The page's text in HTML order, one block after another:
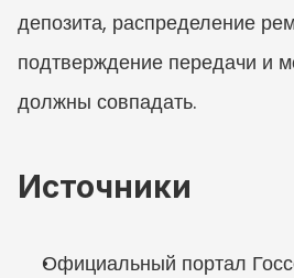
депозита, распределение
подтверждение передачи и
должны совпадать.
Источники
Официальный портал